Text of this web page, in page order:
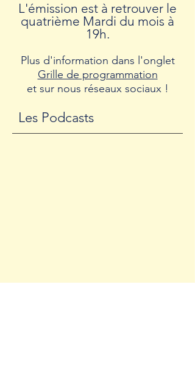
L'émission est à retrouver le
quatrième Mardi du mois à
19h.
Plus d'information dans l'onglet
Grille de programmation
et sur nous réseaux sociaux !
Les Podcasts